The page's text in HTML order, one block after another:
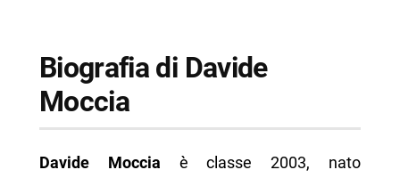
Biografia di Davide
Moccia
Davide Moccia è classe 2003, nato